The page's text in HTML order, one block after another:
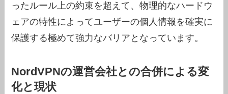
ったルール上の約束を超えて、物理的なハードウ
ェアの特性によってユーザーの個人情報を確実に
保護する極めて強力なバリアとなっています。
NordVPNの運営会社との合併による変
化と現状